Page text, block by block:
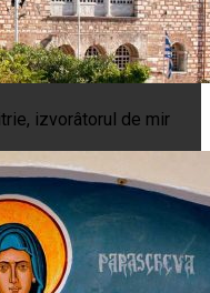
izvorâtorul de mir